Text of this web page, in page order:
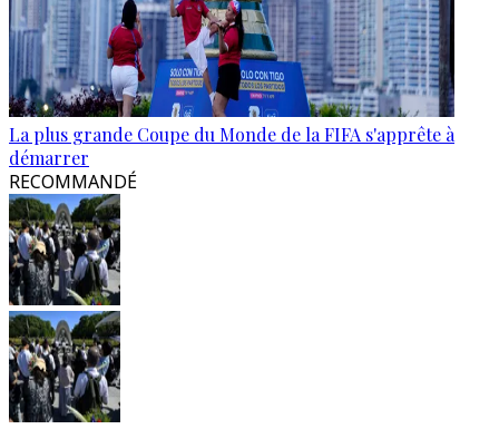
La plus grande Coupe du Monde de la FIFA s'apprête à
démarrer
RECOMMANDÉ